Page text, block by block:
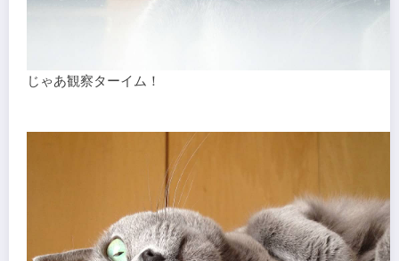
じゃあ観察ターイム！